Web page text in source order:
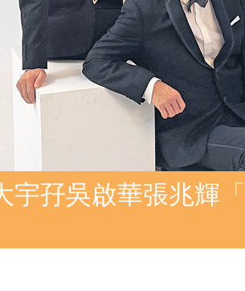
宇孖吳啟華張兆輝